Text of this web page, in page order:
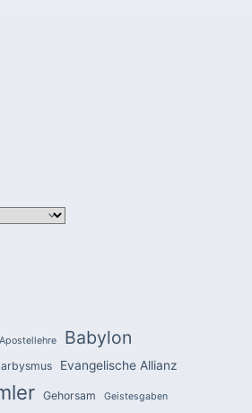
Apostellehre Babylon
Evangelische Allianz
Gehorsam Geistesgaben